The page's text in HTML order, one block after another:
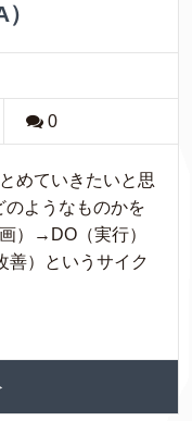
0
めていきたいと思
のようなものかを
）→DO（実行）
）というサイク